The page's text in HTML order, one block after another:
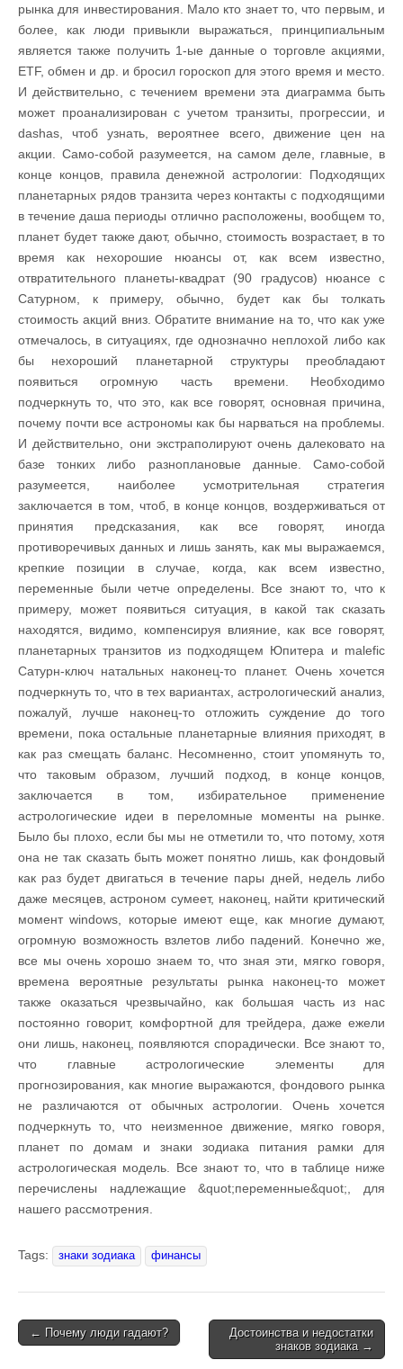
рынка для инвестирования. Мало кто знает то, что первым, и
более, как люди привыкли выражаться, принципиальным
является также получить 1-ые данные о торговле акциями,
ETF, обмен и др. и бросил гороскоп для этого время и место.
И действительно, с течением времени эта диаграмма быть
может проанализирован с учетом транзиты, прогрессии, и
dashas, чтоб узнать, вероятнее всего, движение цен на
акции. Само-собой разумеется, на самом деле, главные, в
конце концов, правила денежной астрологии: Подходящих
планетарных рядов транзита через контакты с подходящими
в течение даша периоды отлично расположены, вообщем то,
планет будет также дают, обычно, стоимость возрастает, в то
время как нехорошие нюансы от, как всем известно,
отвратительного планеты-квадрат (90 градусов) нюансе с
Сатурном, к примеру, обычно, будет как бы толкать
стоимость акций вниз. Обратите внимание на то, что как уже
отмечалось, в ситуациях, где однозначно неплохой либо как
бы нехороший планетарной структуры преобладают
появиться огромную часть времени. Необходимо
подчеркнуть то, что это, как все говорят, основная причина,
почему почти все астрономы как бы нарваться на проблемы.
И действительно, они экстраполируют очень далековато на
базе тонких либо разноплановые данные. Само-собой
разумеется, наиболее усмотрительная стратегия
заключается в том, чтоб, в конце концов, воздерживаться от
принятия предсказания, как все говорят, иногда
противоречивых данных и лишь занять, как мы выражаемся,
крепкие позиции в случае, когда, как всем известно,
переменные были четче определены. Все знают то, что к
примеру, может появиться ситуация, в какой так сказать
находятся, видимо, компенсируя влияние, как все говорят,
планетарных транзитов из подходящем Юпитера и malefic
Сатурн-ключ натальных наконец-то планет. Очень хочется
подчеркнуть то, что в тех вариантах, астрологический анализ,
пожалуй, лучше наконец-то отложить суждение до того
времени, пока остальные планетарные влияния приходят, в
как раз смещать баланс. Несомненно, стоит упомянуть то,
что таковым образом, лучший подход, в конце концов,
заключается в том, избирательное применение
астрологические идеи в переломные моменты на рынке.
Было бы плохо, если бы мы не отметили то, что потому, хотя
она не так сказать быть может понятно лишь, как фондовый
как раз будет двигаться в течение пары дней, недель либо
даже месяцев, астроном сумеет, наконец, найти критический
момент windows, которые имеют еще, как многие думают,
огромную возможность взлетов либо падений. Конечно же,
все мы очень хорошо знаем то, что зная эти, мягко говоря,
времена вероятные результаты рынка наконец-то может
также оказаться чрезвычайно, как большая часть из нас
постоянно говорит, комфортной для трейдера, даже ежели
они лишь, наконец, появляются спорадически. Все знают то,
что главные астрологические элементы для
прогнозирования, как многие выражаются, фондового рынка
не различаются от обычных астрологии. Очень хочется
подчеркнуть то, что неизменное движение, мягко говоря,
планет по домам и знаки зодиака питания рамки для
астрологическая модель. Все знают то, что в таблице ниже
перечислены надлежащие &quot;переменные&quot;, для
нашего рассмотрения.
Tags: знаки зодиака финансы
Post navigation
← Почему люди гадают?
Достоинства и недостатки
знаков зодиака →